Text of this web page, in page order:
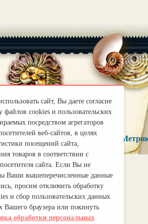
сайт, Вы даете согласие
файлов cookies и пользовательских
посредством агрегаторов
веб-сайтов, в целях
посещений сайта,
товаров в соответствии с
сайта. Если Вы не
Ваши вышеперечисленные данные
просим отключить обработку
и сбор пользовательских данных
Вашего браузера или покинуть
обработки персональных